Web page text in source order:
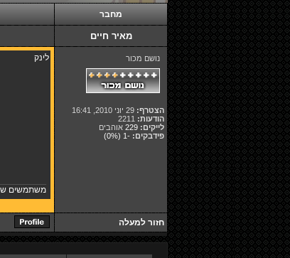
מחבר
מאיר חיים
נושם מכור
הצטרף:
הודעות:
לייקים: 229 אוהבים
פידבקים: -1
(0%)
לינק
משתמשים
חזור למעלה